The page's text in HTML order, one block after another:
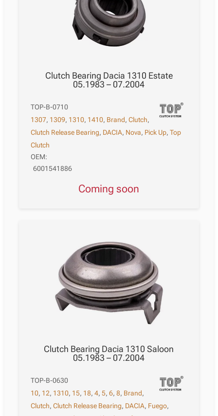
Clutch Bearing Dacia 1310 Estate
05.1983 – 07.2004
TOP-B-0710
1307, 1309, 1310, 1410, Brand,Clutch,
Clutch Release Bearing, DACIA, Nova, Pick Up,Top
Clutch
OEM:
6001541886
Coming soon
Clutch Bearing Dacia 1310 Saloon
05.1983 – 07.2004
TOP-B-0630
10, 12, 1310, 15, 18,4,5,6,8, Brand,
Clutch,Clutch Release Bearing, DACIA, Fuego,